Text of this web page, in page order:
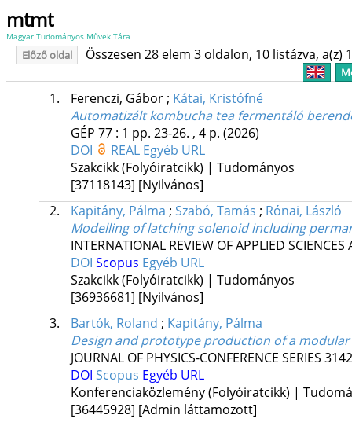
mtmt
Magyar Tudományos Művek Tára
Előző oldal Összesen 28 elem 3 oldalon, 10 listázva, a(z)
1. Ferenczi, Gábor; Kátai, Kristófné
Automatizált kombucha tea fermentáló
GÉP 77: 1 pp. 23-26. , 4 p. (2026)
DOI
REAL Egyéb URL
Szakcikk (Folyóiratcikk) | Tudományos
[37118143] [Nyilvános]
2.
Kapitány, Pálma ; Szabó, Tamás ; Rónai, László
Modelling of latching solenoid including
INTERNATIONAL REVIEW OF APPLIED
DOI Scopus Egyéb URL
Szakcikk (Folyóiratcikk) | Tudományos
[36936681] [Nyilvános]
3.
Bartók, Roland ; Kapitány, Pálma
Design and prototype production of a
JOURNAL OF PHYSICS-CONFERENCE SERIES 3142
DOI Scopus Egyéb URL
Konferenciaközlemény (Folyóiratcikk) |
[36445928] [Admin láttamozott]